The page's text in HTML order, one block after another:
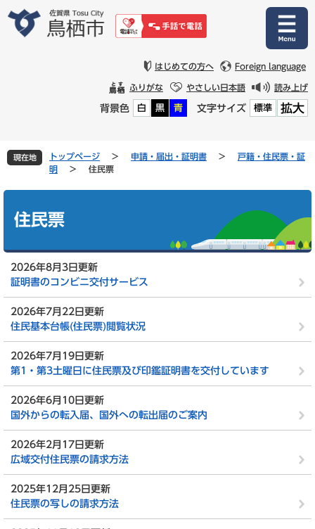
文
はじめての方へ Foreign language
ふりがな やさしい日本語 読み上げ
背景色 白 黒 青 文字サイズ 標準 拡大
現在地 トップページ > 申請・届出・証明書 >
戸籍・住民票・証
明
> 住民票
住民票
2026年8月3日更新
証明書のコンビニ交付サービス
2026年7月22日更新
住民基本台帳(住民票)閲覧状況
2026年7月19日更新
第1・第3土曜日に住民票及び印鑑証明書を交付しています
2026年6月10日更新
国外からの転入届、国外への転出届のご案内
2026年2月17日更新
広域交付住民票の請求方法
2025年12月25日更新
住民票の写しの請求方法